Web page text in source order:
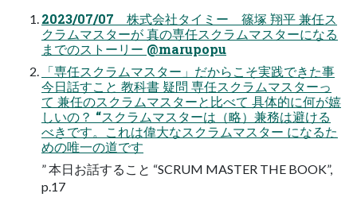
2023/07/07 株式会社タイミー 篠塚 翔平 兼任ス
クラムマスターが 真の専任スクラムマスターになる
までのストーリー @marupopu
「専任スクラムマスター」だからこそ実践できた事
今日話すこと 教科書 疑問 専任スクラムマスターっ
て 兼任のスクラムマスターと比べて 具体的に何が嬉
しいの？ “スクラムマスターは（略）兼務は避ける
べきです。これは偉大なスクラムマスター になるた
めの唯一の道です
” 本日お話すること “SCRUM MASTER THE BOOK”,
p.17